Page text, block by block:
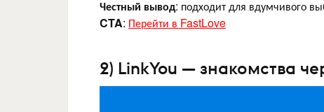
Честный вывод: подходит для вдумчивого
CTA: Перейти в FastLove
2) LinkYou — знакомства